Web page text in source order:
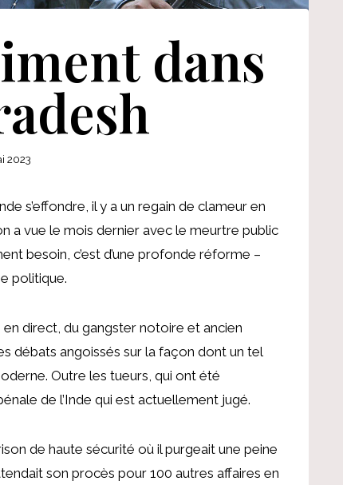
dans
2023
s’effondre, il y a un regain de clameur en
a vue le mois dernier avec le meurtre public
besoin, c’est d’une profonde réforme –
politique.
direct, du gangster notoire et ancien
débats angoissés sur la façon dont un tel
Outre les tueurs, qui ont été
de l’Inde qui est actuellement jugé.
de haute sécurité où il purgeait une peine
son procès pour 100 autres affaires en